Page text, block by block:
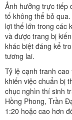
Ảnh hưởng trực tiếp
tố không thể bỏ
lợi thế lớn trong các
và được trang bị
khác biệt đáng kể
tương lai.
Tỷ lệ cạnh tranh
khiến việc chuẩn bị
chục nghìn thí sinh
Hồng Phong, Trần
1:20 hoặc cao hơn